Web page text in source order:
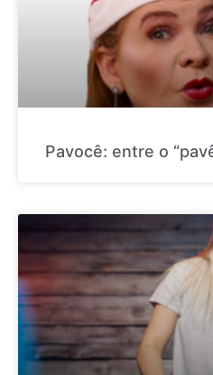
Pavocê: entre o